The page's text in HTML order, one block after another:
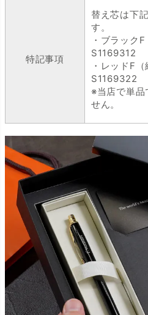
特記事項
替え芯は下
す。
・ブラック
S1169312
・レッドF
S1169322
※当店で単品
せん。